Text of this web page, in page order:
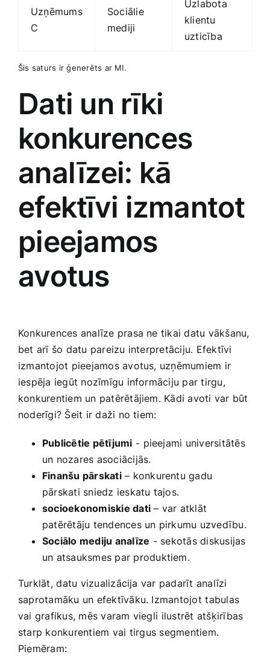
Uzņēmums
C
Sociālie
mediji
Uzlabota
klientu
uzticība
Šis saturs ir ģenerēts ar MI.
Dati un rīki
konkurences
analīzei: kā
efektīvi izmantot
pieejamos
avotus
Konkurences analīze prasa ne tikai datu vākšanu,
bet arī šo datu pareizu interpretāciju. Efektīvi
izmantojot pieejamos avotus, uzņēmumiem⁣ ir
iespēja iegūt nozīmīgu informāciju par tirgu,
konkurentiem un patērētājiem. Kādi avoti var būt
noderīgi? Šeit ir daži no tiem:
Publicētie pētījumi -⁢ pieejami universitātēs
un nozares asociācijās.
Finanšu pārskati– konkurentu gadu
pārskati sniedz ieskatu ​tajos.
socioekonomiskie dati – var atklāt
patērētāju tendences un pirkumu uzvedību.
Sociālo mediju analīze -⁤ sekotās diskusijas
un atsauksmes par produktiem.
Turklāt,⁢ datu ​vizualizācija var padarīt analīzi
saprotamāku un efektīvāku. Izmantojot⁤ tabulas
vai grafikus, mēs varam viegli ⁢ilustrēt atšķirības
starp konkurentiem⁣ vai tirgus segmentiem.‌
Piemēram: